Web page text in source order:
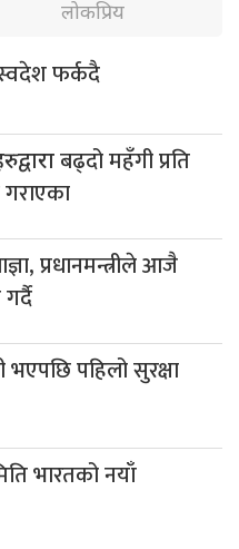
लोकप्रिय
फर्कदै
बढ्दो महँगी प्रति
प्रधानमन्त्रीले आजै
भएपछि पहिलो सुरक्षा
भारतको नयाँ